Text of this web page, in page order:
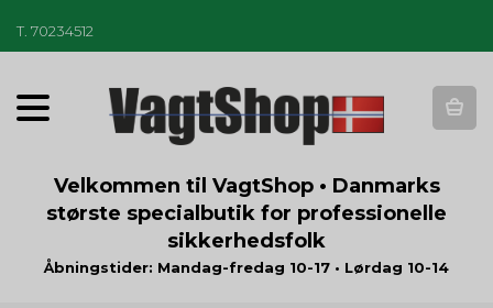
T 70234512
T
o
Velkommen til VagtShop • Danmarks
største specialbutik for professionelle
sikkerhedsfolk
Åbningstider: Mandag-fredag 10-17 • Lørdag 10-14